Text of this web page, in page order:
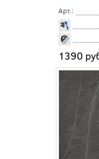
Арт.:
1390